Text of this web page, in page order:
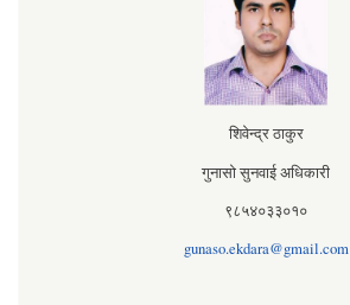
शिवेन्द्र ठाकुर
गुनासो सुनवाई अधिकारी
९८५४०३३०१०
gunaso.ekdara@gmail.com